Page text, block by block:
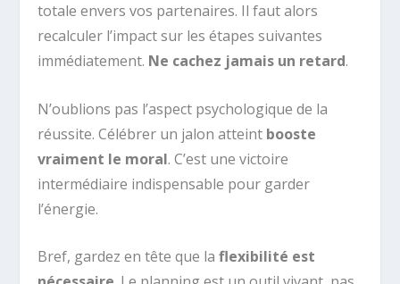
totale envers vos partenaires. Il faut alors
recalculer l’impact sur les étapes suivantes
immédiatement. Ne cachez jamais un retard.
N’oublions pas l’aspect psychologique de la
réussite. Célébrer un jalon atteint booste
vraiment le moral. C’est une victoire
intermédiaire indispensable pour garder
l’énergie.
Bref, gardez en tête que laflexibilité est